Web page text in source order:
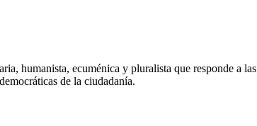
humanista, ecuménica y pluralista que responde a las
de la ciudadanía.